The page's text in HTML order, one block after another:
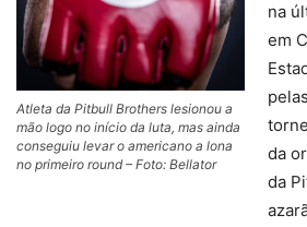
Atleta da Pitbull Brothers lesionou a
mão logo no início da luta, mas ainda
conseguiu levar o americano a lona
no primeiro round – Foto: Bellator
na
em
da
da